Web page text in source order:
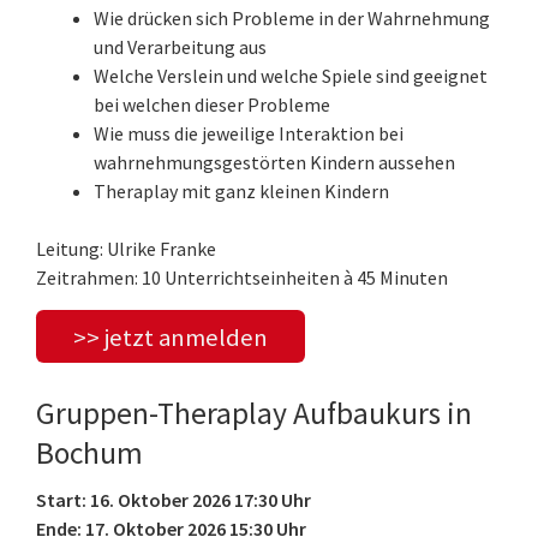
Wie drücken sich Probleme in der Wahrnehmung
und Verarbeitung aus
Welche Verslein und welche Spiele sind geeignet
bei welchen dieser Probleme
Wie muss die jeweilige Interaktion bei
wahrnehmungsgestörten Kindern aussehen
Theraplay mit ganz kleinen Kindern
Leitung: Ulrike Franke
Zeitrahmen: 10 Unterrichtseinheiten à 45 Minuten
>> jetzt anmelden
Gruppen-Theraplay Aufbaukurs in
Bochum
Start: 16. Oktober 2026 17:30 Uhr
Ende: 17. Oktober 2026 15:30 Uhr